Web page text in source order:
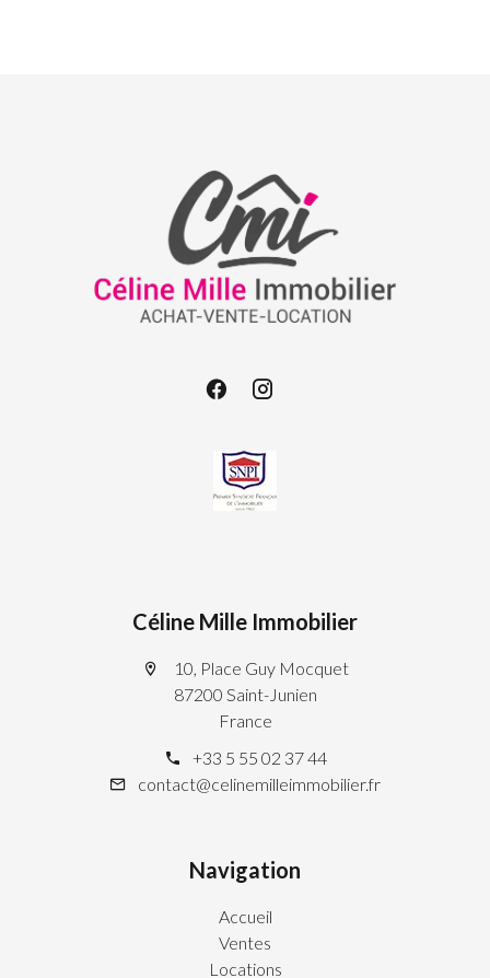
Céline Mille Immobilier
10, Place Guy Mocquet
87200 Saint-Junien
France
+33 5 55 02 37 44
contact@celinemilleimmobilier.fr
Navigation
Accueil
Ventes
Locations